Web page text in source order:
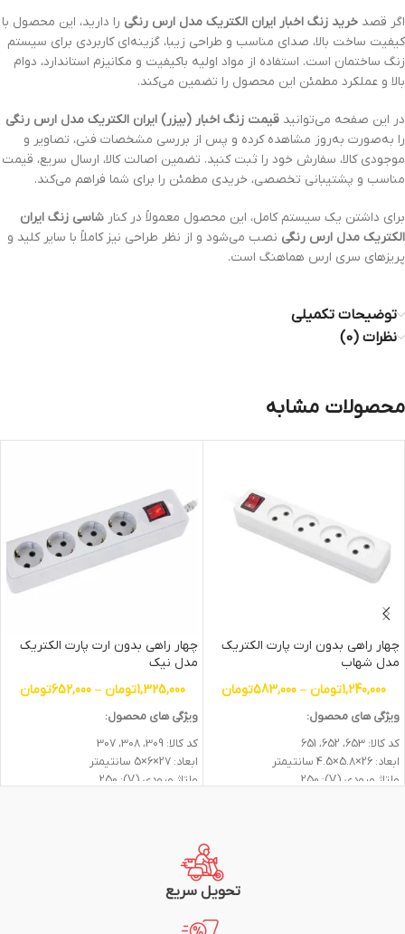
اگر قصد خرید زنگ اخبار ایران الکتریک مدل ارس رنگی را دارید، این محصول با
کیفیت ساخت بالا، صدای مناسب و طراحی زیبا، گزینه‌ای کاربردی برای سیستم
زنگ ساختمان است. استفاده از مواد اولیه باکیفیت و مکانیزم استاندارد، دوام
بالا و عملکرد مطمئن این محصول را تضمین می‌کند.
در این صفحه می‌توانید قیمت زنگ اخبار (بیزر) ایران الکتریک مدل ارس رنگی
را به‌صورت به‌روز مشاهده کرده و پس از بررسی مشخصات فنی، تصاویر و
موجودی کالا، سفارش خود را ثبت کنید. تضمین اصالت کالا، ارسال سریع، قیمت
مناسب و پشتیبانی تخصصی، خریدی مطمئن را برای شما فراهم می‌کند.
برای داشتن یک سیستم کامل، این محصول معمولاً در کنار شاسی زنگ ایران
الکتریک مدل ارس رنگی نصب می‌شود و از نظر طراحی نیز کاملاً با سایر کلید و
پریزهای سری ارس هماهنگ است.
توضیحات تکمیلی
نظرات (0)
محصولات مشابه
چهار راهی بدون ارت پارت الکتریک
مدل شهاب
1,240,000تومان –
583,000تومان
ویژگی های محصول:
کد کالا: 653، 652، 651
ابعاد: 26×5.8×4.5 سانتیمتر
ولتاژ ورودی (V): 250
چهار راهی بدون ارت پارت الکتریک
مدل نیک
1,325,000تومان –
652,000تومان
ویژگی های محصول:
کد کالا: 309، 308، 307
ابعاد: 27×6×5 سانتیمتر
ولتاژ ورودی (V): 250
جنس بدنه: پلاستیک
جنس هسته: سرامیک
رنگ بدنه: سفید
طول کابل (متر): 1.8 الی 5 متر
تحویل سریع